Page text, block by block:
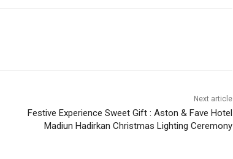
Next article
Festive Experience Sweet Gift : Aston & Fave Hotel
Madiun Hadirkan Christmas Lighting Ceremony